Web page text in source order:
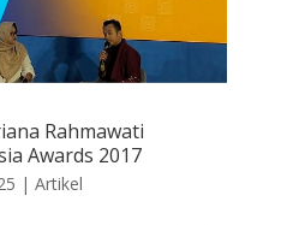
Rahmawati
Awards 2017
| Artikel